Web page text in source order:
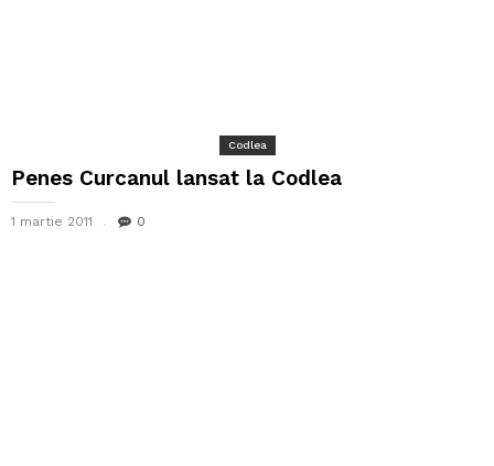
Codlea
Penes Curcanul lansat la Codlea
1 martie 2011 0